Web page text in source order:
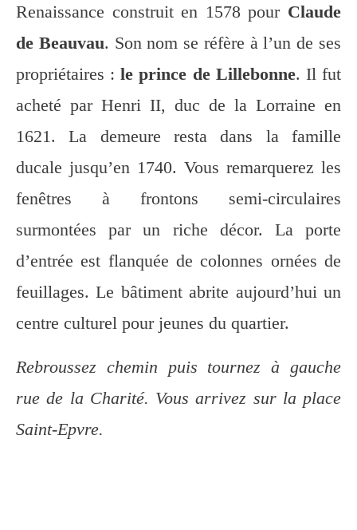
Renaissance construit en 1578 pour Claude
de Beauvau. Son nom se réfère à l’un de ses
propriétaires :le prince de Lillebonne. Il fut
acheté par Henri II, duc de la Lorraine en
1621. La demeure resta dans la famille
ducale jusqu’en 1740. Vous remarquerez les
fenêtres à frontons semi-circulaires
surmontées par un riche décor. La porte
d’entrée est flanquée de colonnes ornées de
feuillages. Le bâtiment abrite aujourd’hui un
centre culturel pour jeunes du quartier.
Rebroussez chemin puis tournez à gauche
rue de la Charité. Vous arrivez sur la place
Saint-Epvre.